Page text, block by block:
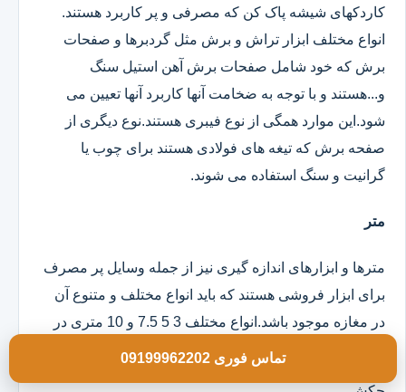
کاردکهای شیشه پاک کن که مصرفی و پر کاربرد هستند.
انواع مختلف ابزار تراش و برش مثل گردبرها و صفحات
برش که خود شامل صفحات برش آهن استیل سنگ
و...هستند و با توجه به ضخامت آنها کاربرد آنها تعیین می
شود.این موارد همگی از نوع فیبری هستند.نوع دیگری از
صفحه برش که تیغه های فولادی هستند برای چوب یا
گرانیت و سنگ استفاده می شوند.
متر
مترها و ابزارهای اندازه گیری نیز از جمله وسایل پر مصرف
برای ابزار فروشی هستند که باید انواع مختلف و متنوع آن
در مغازه موجود باشد.انواع مختلف 3 5 7.5 و 10 متری در
مدلهای روکش دار و ساده موجود است.
تماس فوری 09199962202